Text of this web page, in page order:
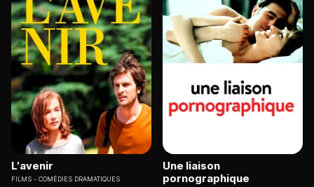
L'avenir
FILMS COMÉDIES DRAMATIQUES
Une liaison
pornographique